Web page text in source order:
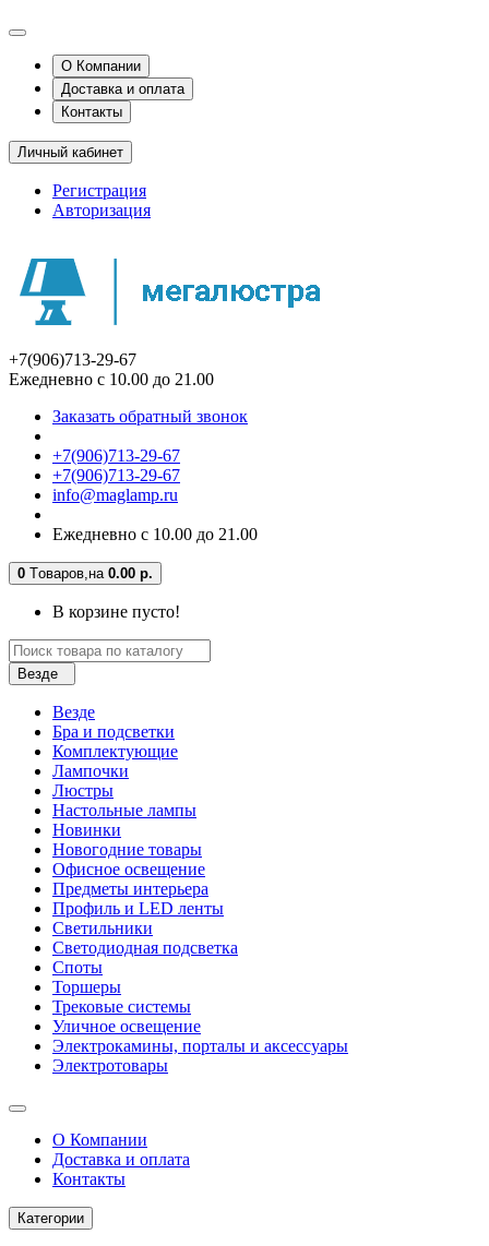
О Компании
Доставка и оплата
Контакты
Личный кабинет
Регистрация
Авторизация
+7(906)713-29-67
Ежедневно с 10.00 до 21.00
Заказать обратный звонок
+7(906)713-29-67
+7(906)713-29-67
info@maglamp.ru
Ежедневно с 10.00 до 21.00
0 Tоваров,на 0.00 р.
В корзине пусто!
Везде
Везде
Бра и подсветки
Комплектующие
Лампочки
Люстры
Настольные лампы
Новинки
Новогодние товары
Офисное освещение
Предметы интерьера
Профиль и LED ленты
Светильники
Светодиодная подсветка
Споты
Торшеры
Трековые системы
Уличное освещение
Электрокамины, порталы и аксессуары
Электротовары
О Компании
Доставка и оплата
Контакты
Категории